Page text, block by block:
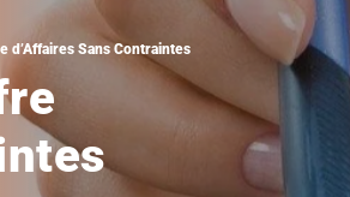
d’Affaires Sans Contraintes